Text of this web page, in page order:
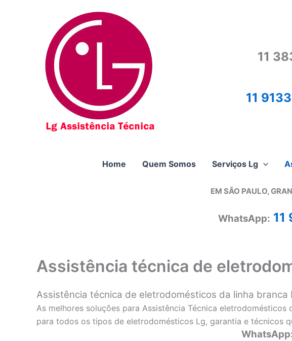
11
11
Home Quem Somos Serviços Lg
EM SÃO PAULO,
WhatsApp: 11
Assistência técnica de
Assistência técnica de eletrodomésticos da linha branca
As melhores soluções para Assistência Técnica
para todos os tipos de eletrodomésticos Lg, garantia e técnicos